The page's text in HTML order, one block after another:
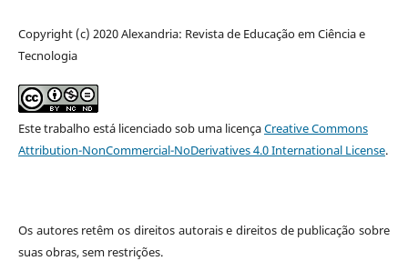
Copyright (c) 2020 Alexandria: Revista de Educação em Ciência e
Tecnologia
Este trabalho está licenciado sob uma licençaCreative Commons
Attribution-NonCommercial-NoDerivatives 4.0 International License.
Os autores retêm os direitos autorais e direitos de publicação sobre
suas obras, sem restrições.